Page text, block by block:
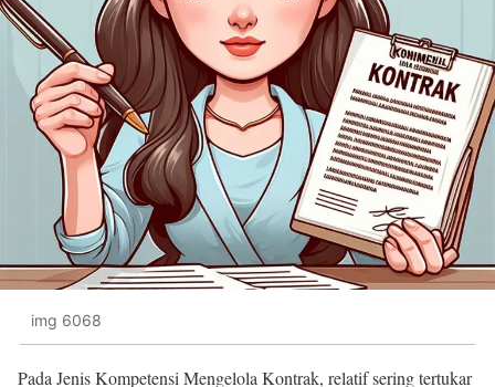
img 6068
Pada Jenis Kompetensi Mengelola Kontrak, relatif sering tertukar